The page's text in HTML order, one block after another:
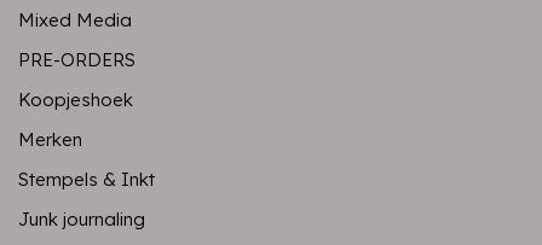
Mixed Media
PRE-ORDERS
Koopjeshoek
Merken
Stempels & Inkt
Junk journaling